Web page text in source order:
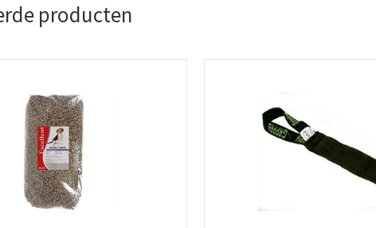
producten